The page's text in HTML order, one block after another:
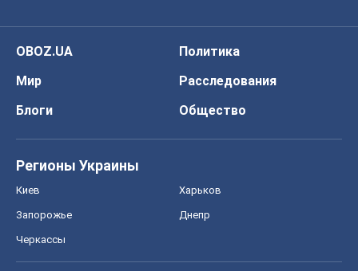
OBOZ.UA
Политика
Мир
Расследования
Блоги
Общество
Регионы Украины
Киев Харьков
Запорожье Днепр
Черкассы